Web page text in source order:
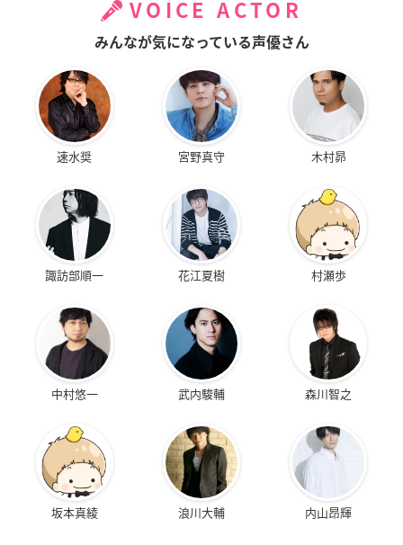
VOICE ACTOR
みんなが気になっている声優さん
速水奨 宮野真守 木村昴
諏訪部順一 花江夏樹 村瀬歩
中村悠一 武内駿輔 森川智之
坂本真綾 浪川大輔 内山昂輝